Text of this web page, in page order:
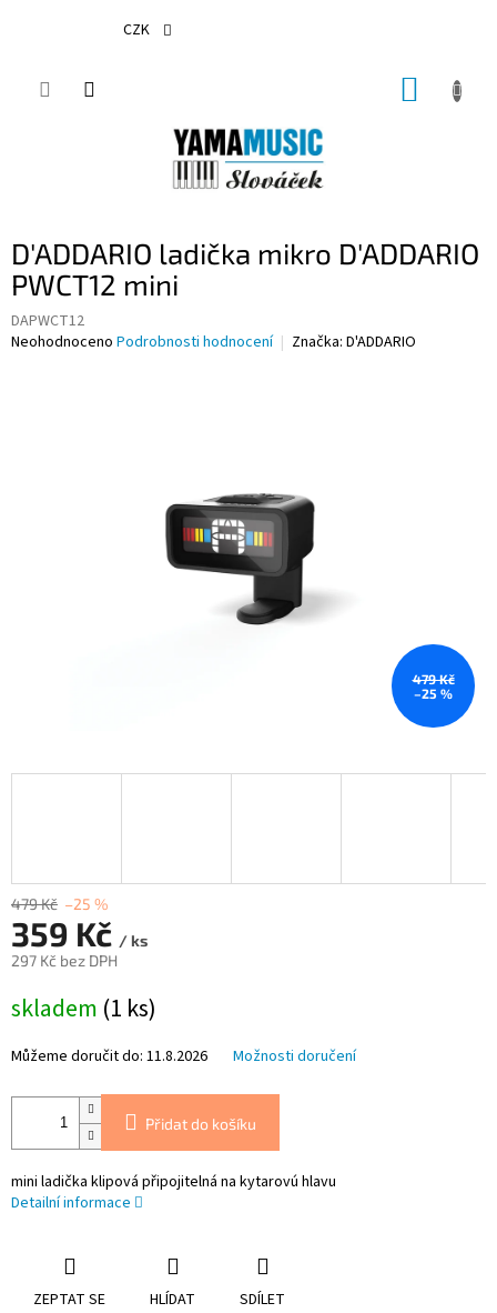
CZK
D'ADDARIO ladička mikro D'ADDARIO
PWCT12 mini
DAPWCT12
Průměrné
Neohodnoceno Podrobnosti hodnocení Značka: D'ADDARIO
479 Kč
–25 %
479 Kč –25 %
359 Kč / ks
297 Kč bez DPH
cena:
skladem (1 ks)
Můžeme doručit do: 11.8.2026 Možnosti doručení
Přidat do košíku
mini ladička klipová připojitelná na kytarovú hlavu
Detailní informace
ZEPTAT SE HLÍDAT SDÍLET